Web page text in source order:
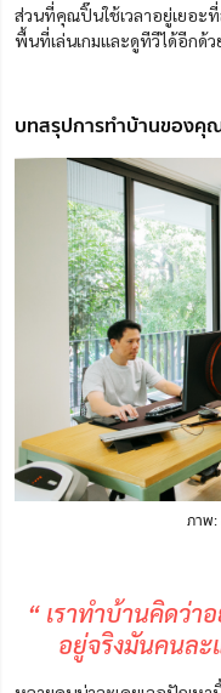
ส่วนที่คุณปิ๊นใช้เวลาอยู่เยอะ
พื้นที่เล่นเกมและดูทีวีได้อีกด้ว
บทสรุปการทำบ้านของ
ภาพ
“ เราทำบ้านคิดว่
อยู่จริงมันคนล